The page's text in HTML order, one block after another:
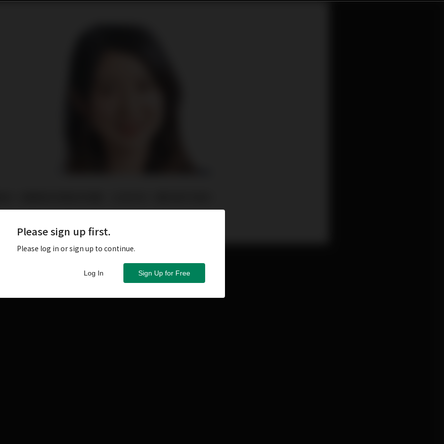
Please sign up first.
Please log in or sign up to continue.
Sign Up for Free
Log In